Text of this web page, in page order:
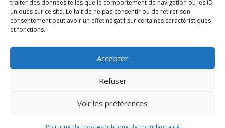
traiter des données telles que le comportement de navigation ou les ID
uniques sur ce site. Le fait de ne pas consentir ou de retirer son
consentement peut avoir un effet négatif sur certaines caractéristiques
et fonctions.
Accepter
Refuser
Voir les préférences
Le mercredi : 14H00 à 16H00
© 2026 Mairie de Marquixanes | Site Internet